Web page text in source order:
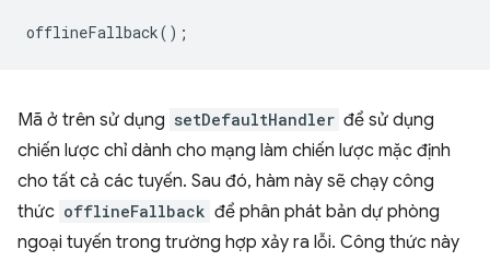
offlineFallback();
Mã ở trên sử dụng setDefaultHandler để sử dụng
chiến lược chỉ dành cho mạng làm chiến lược mặc định
cho tất cả các tuyến. Sau đó, hàm này sẽ chạy công
thức offlineFallback để phân phát bản dự phòng
ngoại tuyến trong trường hợp xảy ra lỗi. Công thức này